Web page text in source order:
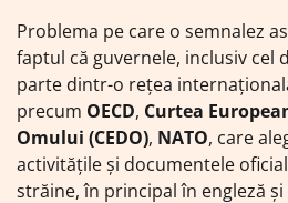
Problema pe care o semnalez
faptul că guvernele, inclusiv cel
parte dintr-o rețea
precum OECD, Curtea
Omului (CEDO), NATO, care
activitățile și documentele
străine, în principal în engleză și